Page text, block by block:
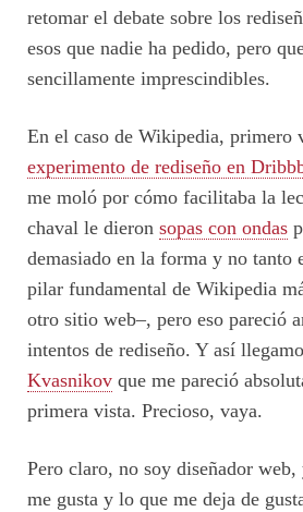
retomar el debate sobre los
esos que nadie ha pedido, pero
sencillamente imprescindibles.
En el caso de Wikipedia, primero
experimento de rediseño en
me moló por cómo facilitaba la
chaval le dieron sopas con ondas
demasiado en la forma y no tanto
pilar fundamental de Wikipedia
otro sitio web–, pero eso pareció
intentos de rediseño. Y así
Kvasnikov que me pareció
primera vista. Precioso, vaya.
Pero claro, no soy diseñador web,
me gusta y lo que me deja de